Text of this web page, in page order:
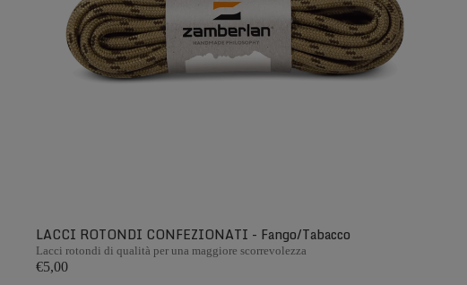
LACCI ROTONDI CONFEZIONATI - Fango/Tabacco
Lacci rotondi di qualità per una maggiore scorrevolezza
€5,00